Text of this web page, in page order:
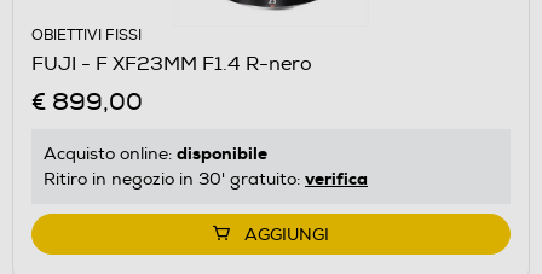
OBIETTIVI FISSI
FUJI - F XF23MM F1.4 R-nero
€ 899,00
Acquisto online: disponibile
Ritiro in negozio in 30' gratuito: verifica
AGGIUNGI